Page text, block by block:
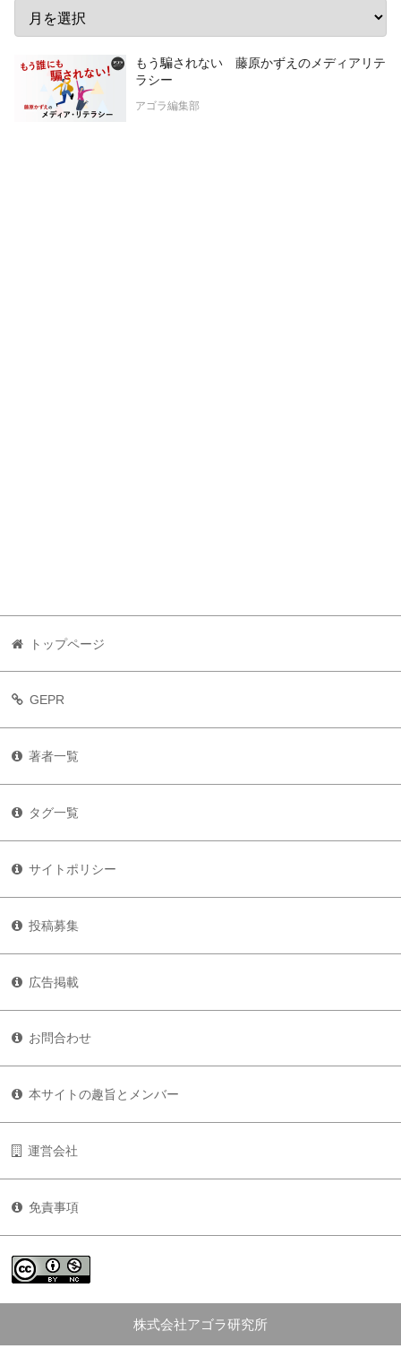
もう騙されない 藤原かずえのメディアリテ
ラシー
アゴラ編集部
トップページ
GEPR
著者一覧
タグ一覧
サイトポリシー
投稿募集
広告掲載
お問合わせ
本サイトの趣旨とメンバー
運営会社
免責事項
株式会社アゴラ研究所